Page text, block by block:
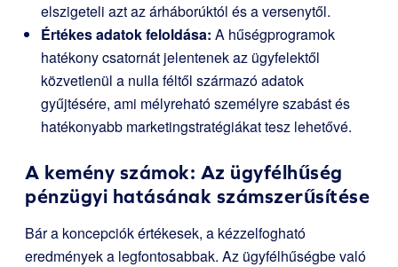
elszigeteli azt az árháborúktól és a versenytől.
Értékes adatok feloldása: A hűségprogramok
hatékony csatornát jelentenek az ügyfelektől
közvetlenül a nulla féltől származó adatok
gyűjtésére, ami mélyreható személyre szabást és
hatékonyabb marketingstratégiákat tesz lehetővé.
A kemény számok: Az ügyfélhűség
pénzügyi hatásának számszerűsítése
Bár a koncepciók értékesek, a kézzelfogható
eredmények a legfontosabbak. Az ügyfélhűségbe való